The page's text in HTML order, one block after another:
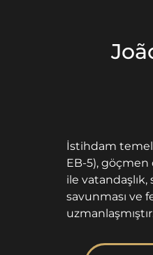
İstihdam
EB-5), göçmen
ile vatandaşlık,
savunması ve